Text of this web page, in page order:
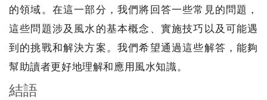
的領域。在這一部分，我們將回答一些常見的問題，
這些問題涉及風水的基本概念、實施技巧以及可能遇
到的挑戰和解決方案。我們希望通過這些解答，能夠
幫助讀者更好地理解和應用風水知識。
結語